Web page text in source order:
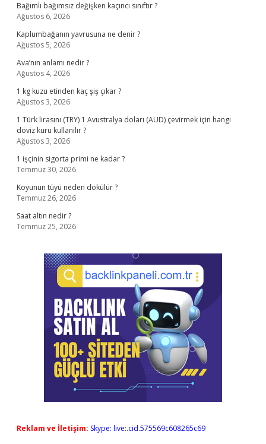
Bağımlı bağımsız değişken kaçıncı sınıftır ?
Ağustos 6, 2026
Kaplumbağanın yavrusuna ne denir ?
Ağustos 5, 2026
Ava’nın anlamı nedir ?
Ağustos 4, 2026
1 kg kuzu etinden kaç şiş çıkar ?
Ağustos 3, 2026
1 Türk lirasını (TRY) 1 Avustralya doları (AUD) çevirmek için hangi
döviz kuru kullanılır ?
Ağustos 3, 2026
1 işçinin sigorta primi ne kadar ?
Temmuz 30, 2026
Koyunun tüyü neden dökülür ?
Temmuz 26, 2026
Saat altın nedir ?
Temmuz 25, 2026
Reklam ve İletişim: Skype: live:.cid.575569c608265c69